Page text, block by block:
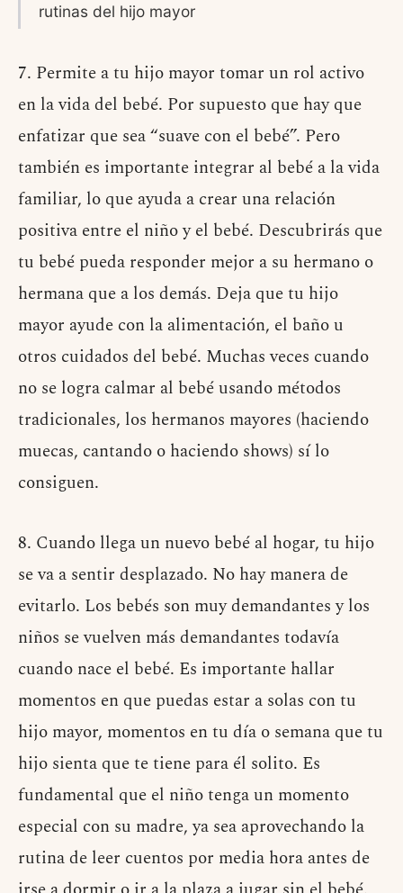
rutinas del hijo mayor
7. Permite a tu hijo mayor tomar un rol activo
en la vida del bebé. Por supuesto que hay que
enfatizar que sea “suave con el bebé”. Pero
también es importante integrar al bebé a la vida
familiar, lo que ayuda a crear una relación
positiva entre el niño y el bebé. Descubrirás que
tu bebé pueda responder mejor a su hermano o
hermana que a los demás. Deja que tu hijo
mayor ayude con la alimentación, el baño u
otros cuidados del bebé. Muchas veces cuando
no se logra calmar al bebé usando métodos
tradicionales, los hermanos mayores (haciendo
muecas, cantando o haciendo shows) sí lo
consiguen.
8. Cuando llega un nuevo bebé al hogar, tu hijo
se va a sentir desplazado. No hay manera de
evitarlo. Los bebés son muy demandantes y los
niños se vuelven más demandantes todavía
cuando nace el bebé. Es importante hallar
momentos en que puedas estar a solas con tu
hijo mayor, momentos en tu día o semana que tu
hijo sienta que te tiene para él solito. Es
fundamental que el niño tenga un momento
especial con su madre, ya sea aprovechando la
rutina de leer cuentos por media hora antes de